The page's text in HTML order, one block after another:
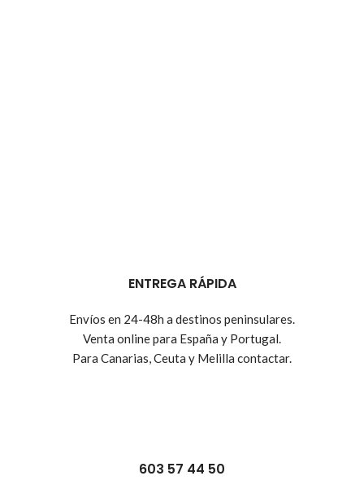
ENTREGA RÁPIDA
Envíos en 24-48h a destinos peninsulares.
Venta online para España y Portugal.
Para Canarias, Ceuta y Melilla contactar.
603 57 44 50